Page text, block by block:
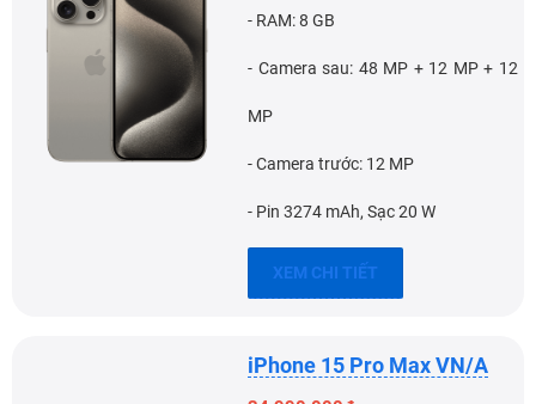
- RAM: 8 GB
- Camera sau: 48 MP + 12 MP + 12
MP
- Camera trước: 12 MP
- Pin 3274 mAh, Sạc 20 W
XEM CHI TIẾT
iPhone 15 Pro Max VN/A